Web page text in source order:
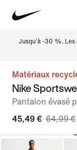
Jusqu'à -30 %. Les
Matériaux
Nike
Pantalon évasé
45,49 € 64,99 €